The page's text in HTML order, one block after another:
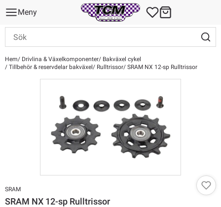
Meny
Hem Drivlina & Växelkomponenter
Bakväxel cykel
Tillbehör & reservdelar bakväxel
Rulltrissor SRAM NX 12-sp Rulltrissor
SRAM
SRAM NX 12-sp Rulltrissor